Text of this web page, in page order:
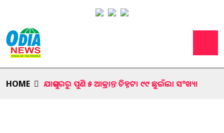
HOME ଯାଜପୁରରୁ ପୁଣି ୫ ଆକ୍ରାନ୍ତ ଚିହ୍ନଟ। ୯୯ ଛୁଇଁଲା ସ°ଖ୍ୟା